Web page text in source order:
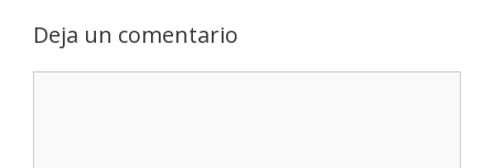
Deja un comentario